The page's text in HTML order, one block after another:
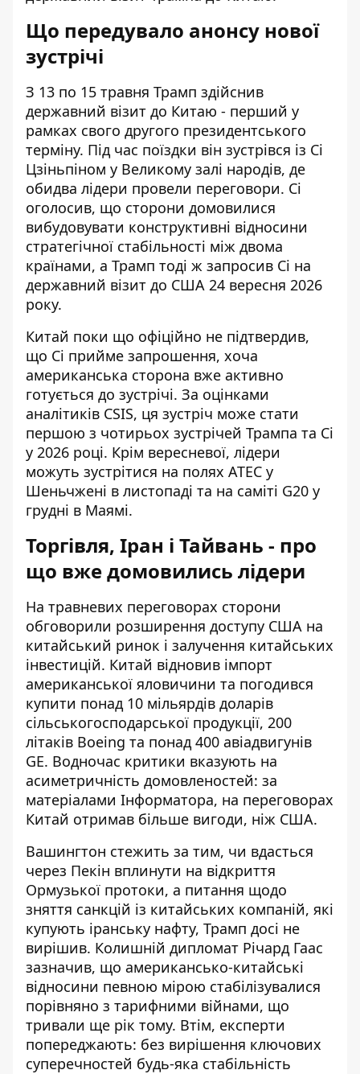
Що передувало анонсу нової
зустрічі
З 13 по 15 травня Трамп здійснив
державний візит до Китаю - перший у
рамках свого другого президентського
терміну. Під час поїздки він зустрівся із Сі
Цзіньпіном у Великому залі народів, де
обидва лідери провели переговори. Сі
оголосив, що сторони домовилися
вибудовувати конструктивні відносини
стратегічної стабільності між двома
країнами, а Трамп тоді ж запросив Сі на
державний візит до США 24 вересня 2026
року.
Китай поки що офіційно не підтвердив,
що Сі прийме запрошення, хоча
американська сторона вже активно
готується до зустрічі. За оцінками
аналітиків CSIS, ця зустріч може стати
першою з чотирьох зустрічей Трампа та Сі
у 2026 році. Крім вересневої, лідери
можуть зустрітися на полях АТЕС у
Шеньчжені в листопаді та на саміті G20 у
грудні в Маямі.
Торгівля, Іран і Тайвань - про
що вже домовились лідери
На травневих переговорах сторони
обговорили розширення доступу США на
китайський ринок і залучення китайських
інвестицій. Китай відновив імпорт
американської яловичини та погодився
купити понад 10 мільярдів доларів
сільськогосподарської продукції, 200
літаків Boeing та понад 400 авіадвигунів
GE. Водночас критики вказують на
асиметричність домовленостей: за
матеріалами Інформатора, на переговорах
Китай отримав більше вигоди, ніж США.
Вашингтон стежить за тим, чи вдасться
через Пекін вплинути на відкриття
Ормузької протоки, а питання щодо
зняття санкцій із китайських компаній, які
купують іранську нафту, Трамп досі не
вирішив. Колишній дипломат Річард Гаас
зазначив, що американсько-китайські
відносини певною мірою стабілізувалися
порівняно з тарифними війнами, що
тривали ще рік тому. Втім, експерти
попереджають: без вирішення ключових
суперечностей будь-яка стабільність